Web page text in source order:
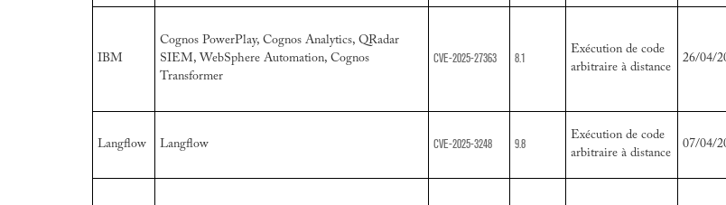
IBM
Cognos PowerPlay, Cognos Analytics, QRadar
SIEM, WebSphere Automation, Cognos
Transformer
CVE-2025-27363 8.1
Exécution de code
arbitraire à distance
26/04/
Langflow Langflow CVE-2025-3248 9.8
Exécution de code
arbitraire à distance
07/04/